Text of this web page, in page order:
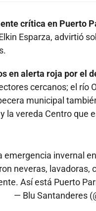
crítica en Puerto
Esparza, advirtió
en alerta roja por el
cercanos; el río
municipal
la vereda Centro que
emergencia invernal
neveras,
Así está Puerto
— Blu Santanderes